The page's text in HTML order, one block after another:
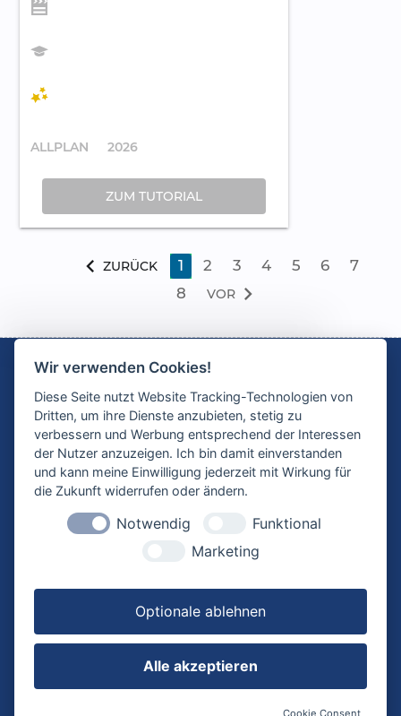
ALLPLAN 2026
ZUM TUTORIAL
chevron_leftZURÜCK 1 2 3 4 5 6
7
8
VORchevron_right
Wir verwenden Cookies!
Diese Seite nutzt Website Tracking-Technologien von
Dritten, um ihre Dienste anzubieten, stetig zu
verbessern und Werbung entsprechend der Interessen
der Nutzer anzuzeigen. Ich bin damit einverstanden
und kann meine Einwilligung jederzeit mit Wirkung für
die Zukunft widerrufen oder ändern.
Notwendig
Funktional
Marketing
Optionale ablehnen
Alle akzeptieren
Cookie Consent
Die E-Learningplattform
allplanlernen.de ist ein
Angebot der CYCOT GmbH
KONTAKT
0821 720 39 0
ANSCHRIFT
CYCOT GmbH
86165 Augsburg
INFORMATION
Kontakt
RECHTLICHE